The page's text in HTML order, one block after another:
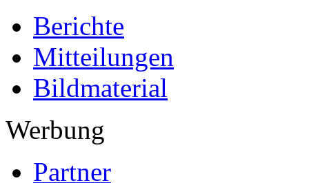
Berichte
Mitteilungen
Bildmaterial
Werbung
Partner